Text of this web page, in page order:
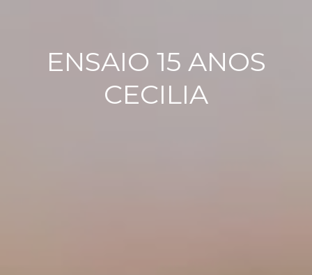
ENSAIO 15 ANOS
CECILIA